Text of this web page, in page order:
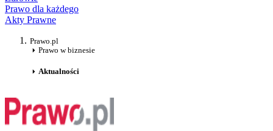
Prawo dla każdego
Akty Prawne
Prawo.pl
Prawo w biznesie
Aktualności